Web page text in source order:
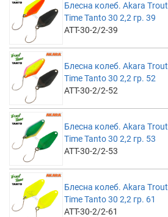
Блесна колеб. Akara Trout
Time Tanto 30 2,2 гр. 39
ATT-30-2/2-39
Блесна колеб. Akara Trout
Time Tanto 30 2,2 гр. 52
ATT-30-2/2-52
Блесна колеб. Akara Trout
Time Tanto 30 2,2 гр. 53
ATT-30-2/2-53
Блесна колеб. Akara Trout
Time Tanto 30 2,2 гр. 61
ATT-30-2/2-61